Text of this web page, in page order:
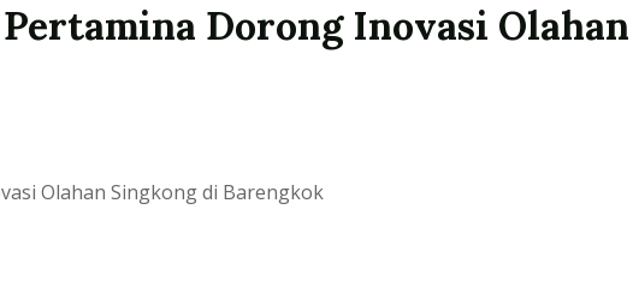
Dorong Inovasi